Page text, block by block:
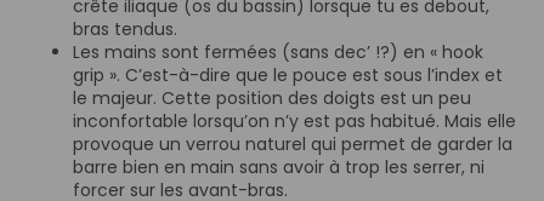
crête iliaque (os du bassin) lorsque tu es debout,
bras tendus.
Les mains sont fermées (sans dec’ !?) en « hook
grip ». C’est-à-dire que le pouce est sous l’index et
le majeur. Cette position des doigts est un peu
inconfortable lorsqu’on n’y est pas habitué. Mais elle
provoque un verrou naturel qui permet de garder la
barre bien en main sans avoir à trop les serrer, ni
forcer sur les avant-bras.